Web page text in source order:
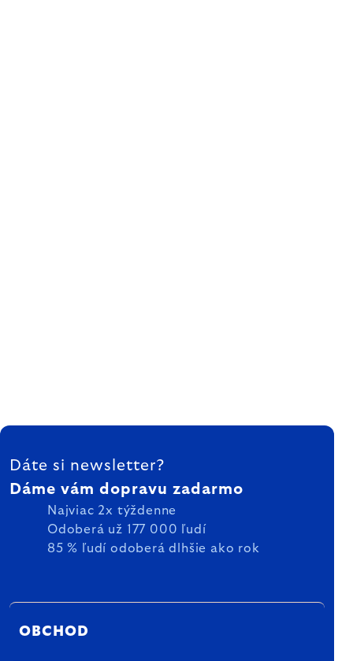
ZÁPÄTIE
Dáte si newsletter?
Dáme vám dopravu zadarmo
Najviac 2x týždenne
Odoberá už 177 000 ľudí
85 % ľudí odoberá dlhšie ako rok
OBCHOD